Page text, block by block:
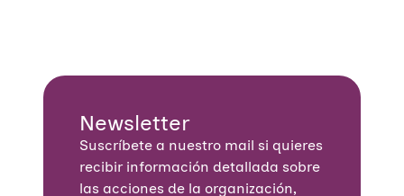
Newsletter
Suscríbete a nuestro mail si quieres
recibir información detallada sobre
las acciones de la organización,